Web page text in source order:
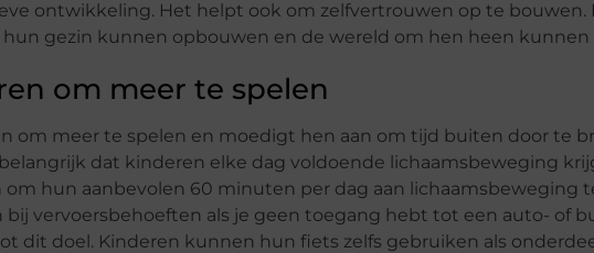
ontwikkeling. Het helpt ook om zelfvertrouwen op te bouwen.
gezin kunnen opbouwen en de wereld om hen heen kunnen
om meer te spelen
om meer te spelen en moedigt hen aan om tijd buiten door te
dat kinderen elke dag voldoende lichaamsbeweging
hun aanbevolen 60 minuten per dag aan lichaamsbeweging
bij vervoersbehoeften als je geen toegang hebt tot een auto- of
dit doel. Kinderen kunnen hun fiets zelfs gebruiken als